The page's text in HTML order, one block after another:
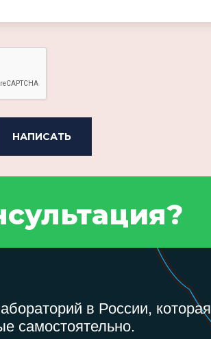
НАПИСАТЬ
в России, которая
самостоятельно.